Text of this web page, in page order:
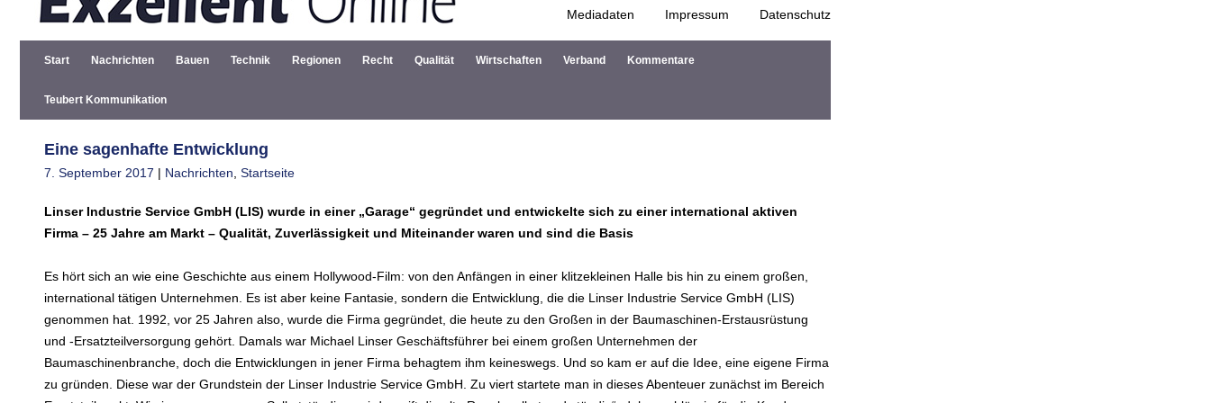
Mediadaten Impressum Datenschutz
Zum Inhalt springen
Start Nachrichten Bauen Technik Regionen Recht Qualität Wirtschaften Verband Kommentare
Teubert Kommunikation
Eine sagenhafte Entwicklung
7. September 2017 | Nachrichten Startseite
Linser Industrie Service GmbH (LIS) wurde in einer „Garage“ gegründet und entwickelte sich zu einer international aktiven
Firma – 25 Jahre am Markt – Qualität, Zuverlässigkeit und Miteinander waren und sind die Basis
Es hört sich an wie eine Geschichte aus einem Hollywood-Film: von den Anfängen in einer klitzekleinen Halle bis hin zu einem großen,
international tätigen Unternehmen. Es ist aber keine Fantasie, sondern die Entwicklung, die die Linser Industrie Service GmbH (LIS)
genommen hat. 1992, vor 25 Jahren also, wurde die Firma gegründet, die heute zu den Großen in der Baumaschinen-Erstausrüstung
und -Ersatzteilversorgung gehört. Damals war Michael Linser Geschäftsführer bei einem großen Unternehmen der
Baumaschinenbranche, doch die Entwicklungen in jener Firma behagtem ihm keineswegs. Und so kam er auf die Idee, eine eigene Firma
zu gründen. Diese war der Grundstein der Linser Industrie Service GmbH. Zu viert startete man in dieses Abenteuer zunächst im Bereich